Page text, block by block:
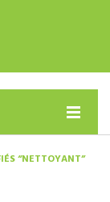
“NETTOYANT”